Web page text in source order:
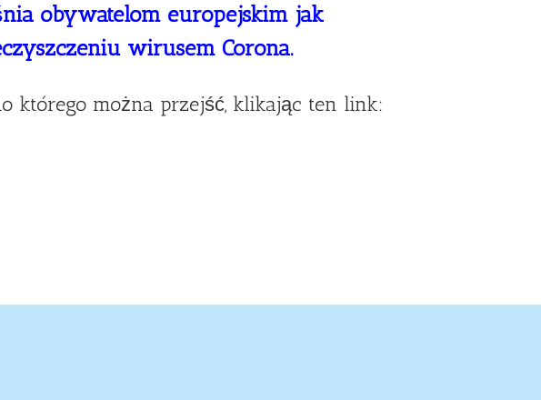
obywatelom europejskim jak
wirusem Corona.
którego można przejść, klikając ten link: